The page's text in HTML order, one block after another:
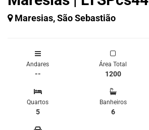
Maresias, São Sebastião
Andares
--
Área Total
1200
Quartos
5
Banheiros
6